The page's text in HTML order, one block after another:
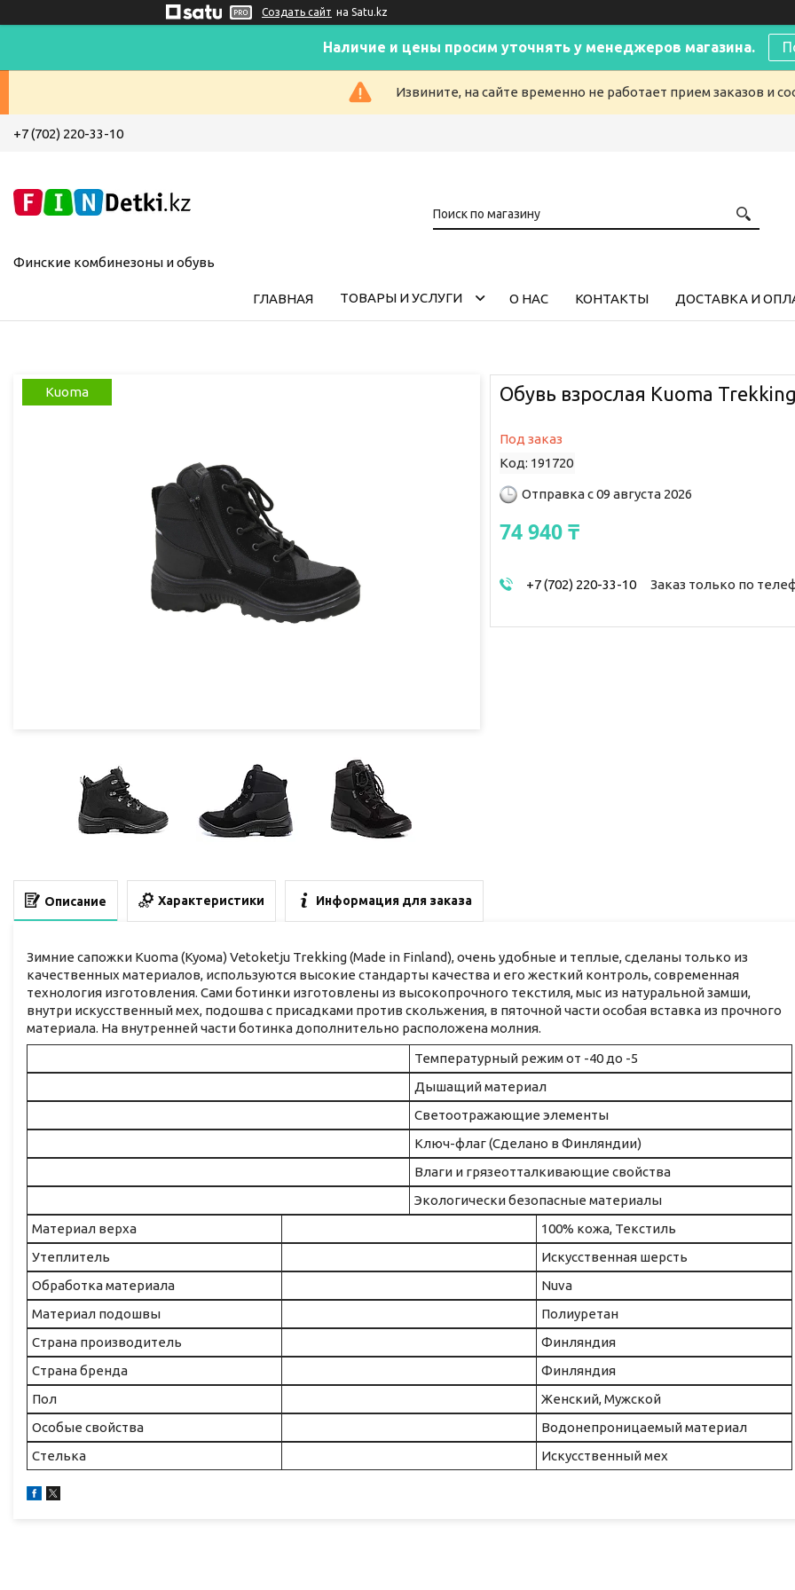
Создать сайт на Satu.kz
Наличие и цены просим уточнять у менеджеров магазина.
Извините, на сайте временно не работает прием заказов и
+7 (702) 220-33-10
Финские комбинезоны и обувь
ГЛАВНАЯ ТОВАРЫ И УСЛУГИ О НАС КОНТАКТЫ ДОСТАВКА И
Kuoma Обувь взрослая Kuoma
Под заказ
Код: 191720
Отправка с 09 августа 2026
74 940 ₸
+7 (702) 220-33-10 Заказ только по
Описание Характеристики Информация для заказа
Зимние сапожки Kuoma (Куома) Vetoketju Trekking (Made in Finland), очень удобные и теплые, сделаны только из
качественных материалов, используются высокие стандарты качества и его жесткий контроль, современная
технология изготовления. Сами ботинки изготовлены из высокопрочного текстиля, мыс из натуральной замши,
внутри искусственный мех, подошва с присадками против скольжения, в пяточной части особая вставка из прочного
материала. На внутренней части ботинка дополнительно расположена молния.
Температурный режим от -40 до -5
Дышащий материал
Светоотражающие элементы
Ключ-флаг (Сделано в Финляндии)
Влаги и грязеотталкивающие свойства
Экологически безопасные материалы
Материал верха
100% кожа, Текстиль
Утеплитель
Искусственная шерсть
Обработка материала
Nuva
Материал подошвы
Полиуретан
Страна производитель
Финляндия
Страна бренда
Финляндия
Пол
Женский, Мужской
Особые свойства
Водонепроницаемый материал
Стелька
Искусственный мех